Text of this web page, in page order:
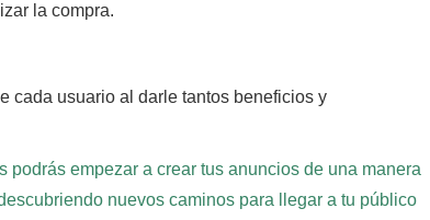
la compra.
cada usuario al darle tantos beneficios y
empezar a crear tus anuncios de una manera
nuevos caminos para llegar a tu público